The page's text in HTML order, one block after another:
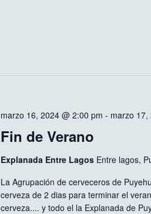
Fin de Verano
marzo 16, 2024 @ 2:00 pm - marzo 17,
Explanada Entre Lagos Entre lagos,
La Agrupación de cerveceros de
cerveza de 2 dias para terminar el
cerveza.... y todo el la Explanada de